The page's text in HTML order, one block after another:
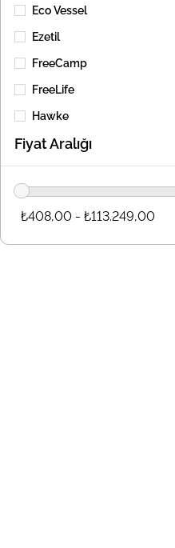
Eco Vessel
Ezetil
FreeCamp
FreeLife
Hawke
Husky
Icepeak
Igloo
Jr Gear
Klymit
Fiyat Aralığı
₺408,00 - ₺113.249,00